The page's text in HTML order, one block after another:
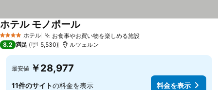
4 ホテルのランク
ホテル お食事やお買い物を楽しめる施設料金を表示
ホテル モノポール
8.2 満足 5,530 ルツェルン
最安値 ￥28,977
11件のサイトの料金を表示 料金を表示